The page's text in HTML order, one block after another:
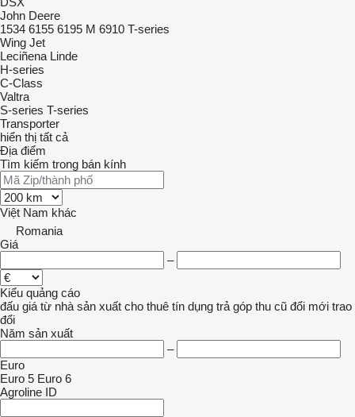
John Deere
1534 6155 6195 M 6910 T-series
Wing Jet
Leciñena Linde
H-series
C-Class
Valtra
S-series T-series
Transporter
hiển thị tất cả
Địa điểm
Tìm kiếm trong bán kính
Việt Nam khác
Romania
Giá
–
Kiểu quảng cáo
đấu giá từ nhà sản xuất cho thuê tín dụng trả góp thu cũ đổi mới trao
đổi
Năm sản xuất
–
Euro
Euro 5 Euro 6
Agroline ID